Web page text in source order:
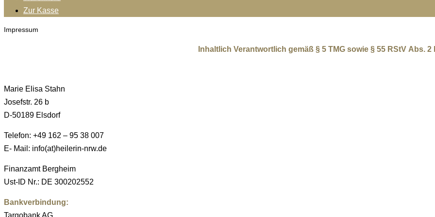
Zur Kasse
Impressum
Inhaltlich Verantwortlich gemäß § 5 TMG sowie § 55 RStV Abs. 2
Marie Elisa Stahn
Josefstr. 26 b
D-50189 Elsdorf
Telefon: +49 162 – 95 38 007
E- Mail: info(at)heilerin-nrw.de
Finanzamt Bergheim
Ust-ID Nr.: DE 300202552
Bankverbindung:
Targobank AG